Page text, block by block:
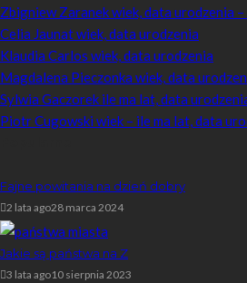
Zbigniew Zaranek wiek, data urodzenia
Celia Jaunat wiek, data urodzenia
Klaudia Carlos wiek, data urodzenia
Magdalena Pieczonka wiek, data
Sylwia Gaczorek ile ma lat, data
Piotr Cugowski wiek – ile ma lat, data
Fajne powitania na dzień dobry
2 lata ago28 marca 2024
Jakie są państwa na Z
3 lata ago10 sierpnia 2023